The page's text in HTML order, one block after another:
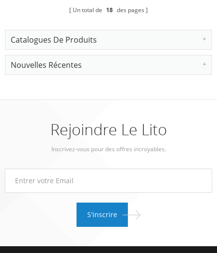
Un total de 18 des pages
Catalogues De Produits
Nouvelles Récentes
Rejoindre Le Lito
Inscrivez-vous pour des offres incroyables.